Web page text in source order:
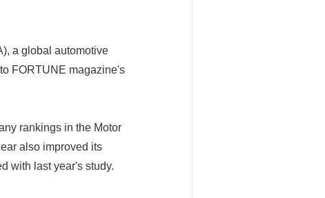
a global automotive
FORTUNE magazine's
rankings in the Motor
also improved its
with last year's study.